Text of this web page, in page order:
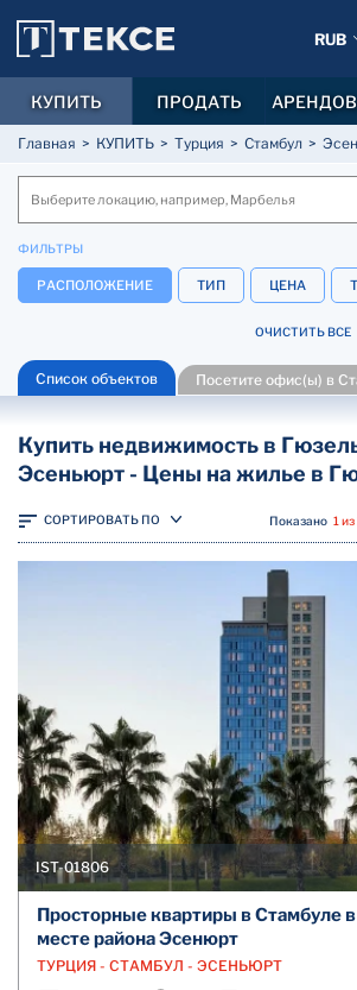
Главная КУПИТЬ Турция Стамбул
ФИЛЬТРЫ
РАСПОЛОЖЕНИЕ ТИП ЦЕНА
ОЧИСТИТЬ ВСЕ
Список объектов Посетите офис(ы) в
Купить недвижимость в
Эсеньюрт - Цены на жилье в
СОРТИРОВАТЬ ПО Показано 1 из
IST-01806
Просторные квартиры в Стамбуле
месте района Эсенюрт
ТУРЦИЯ - СТАМБУЛ - ЭСЕНЬЮРТ
RUB
КУПИТЬ ПРОДАТЬ